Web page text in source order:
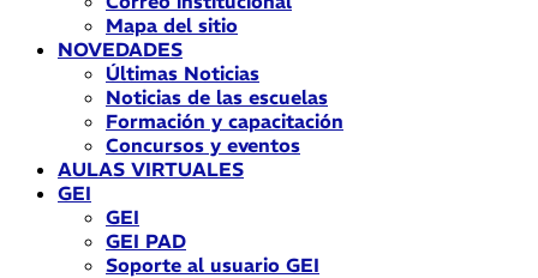
Mapa del sitio
NOVEDADES
Últimas Noticias
Noticias de las escuelas
Formación y capacitación
Concursos y eventos
AULAS VIRTUALES
GEI
GEI
GEI PAD
Soporte al usuario GEI